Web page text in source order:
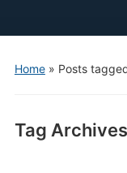
Home» Posts
Tag